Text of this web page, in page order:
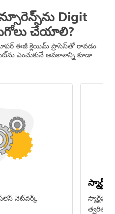
Digit
చేయాలి?
ఈజీ క్లెయిమ్​ ప్రాసెస్​తో రావడం
ఎంచుకునే అవకాశాన్ని కూడా
నెట్​వర్క్